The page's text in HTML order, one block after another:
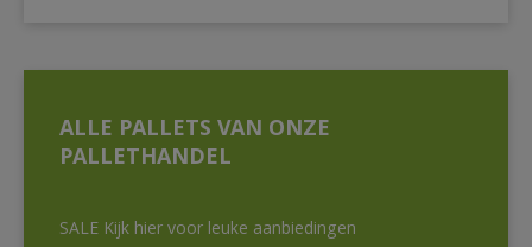
ALLE PALLETS VAN ONZE
PALLETHANDEL
SALE Kijk hier voor leuke aanbiedingen